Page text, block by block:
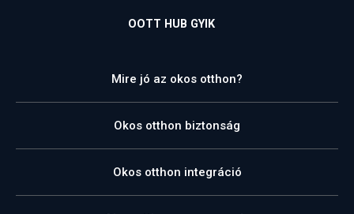
OOTT HUB GYIK
Mire jó az okos otthon?
Okos otthon biztonság
Okos otthon integráció